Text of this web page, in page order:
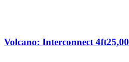
Volcano: Interconnect 4ft25,00